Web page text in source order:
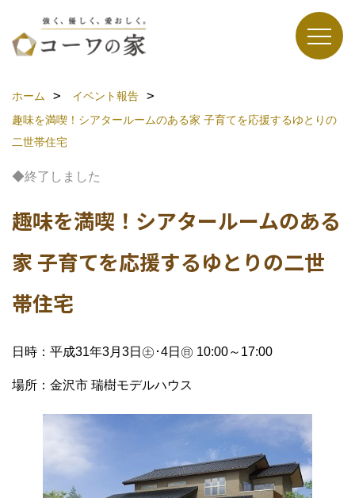
ホーム
イベント報告
趣味を満喫！シアタールームのある家 子育てを応援するゆとりの
二世帯住宅
◆終了しました
趣味を満喫！シアタールームのある
家 子育てを応援するゆとりの二世
帯住宅
日時：平成31年3月3日㊏･4日㊐ 10:00～17:00
場所：金沢市 瑞樹モデルハウス